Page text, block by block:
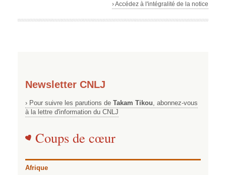
› Accédez à l'intégralité de la notice
Newsletter CNLJ
› Pour suivre les parutions de Takam Tikou, abonnez-vous
à la lettre d'information du CNLJ
Coups de cœur
Afrique